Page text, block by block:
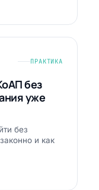
ПРАКТИКА
без
уже
без
и как